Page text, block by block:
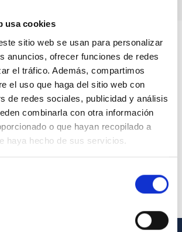
usa cookies
sitio web se usan para personalizar
anuncios, ofrecer funciones de redes
el tráfico. Además, compartimos
el uso que haga del sitio web con
de redes sociales, publicidad y análisis
combinarla con otra información
o que hayan recopilado a
haya hecho de sus servicios.